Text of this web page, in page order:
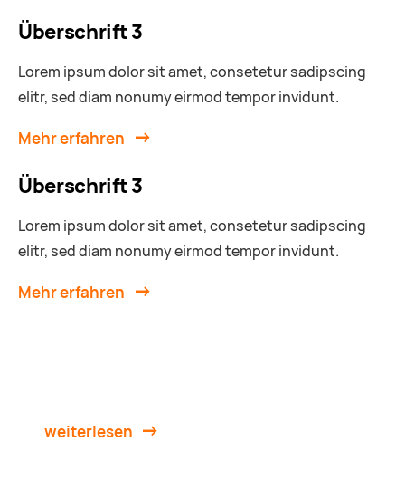
Überschrift 3
Lorem ipsum dolor sit amet, consetetur sadipscing
elitr, sed diam nonumy eirmod tempor invidunt.
Mehr erfahren
Überschrift 3
Lorem ipsum dolor sit amet, consetetur sadipscing
elitr, sed diam nonumy eirmod tempor invidunt.
Mehr erfahren
weiterlesen